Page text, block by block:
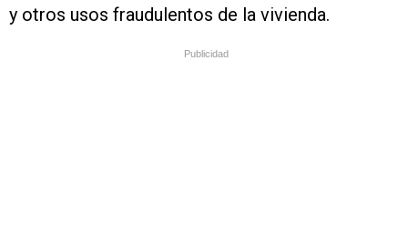
y otros usos fraudulentos de la vivienda.
Publicidad